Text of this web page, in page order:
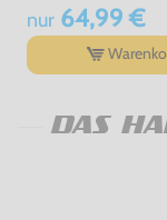
nur64,99 €
DAS